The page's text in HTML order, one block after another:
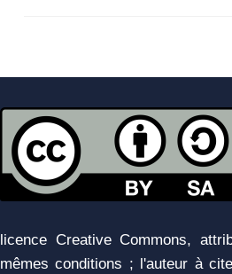
licence Creative Commons,
mêmes conditions ; l'auteur à